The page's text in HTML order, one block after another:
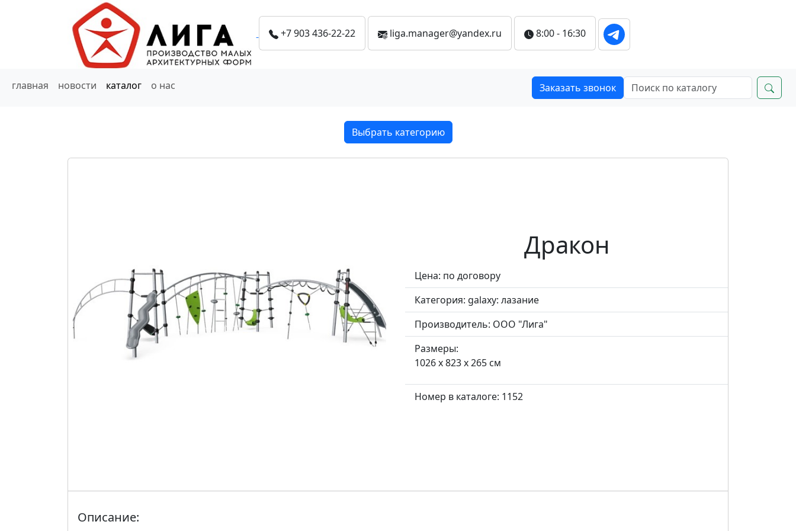
+7 903 436-22-22 liga.manager@yandex.ru 8:00 - 16:30
главная новости каталог о нас Заказать звонок
Выбрать категорию
Дракон
Цена: по договору
Категория: galaxy: лазание
Производитель: ООО "Лига"
Размеры:
1026 x 823 x 265 см
Номер в каталоге: 1152
Описание: